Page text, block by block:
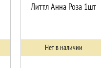
Литтл Анна Роза 1шт
Нет в наличии